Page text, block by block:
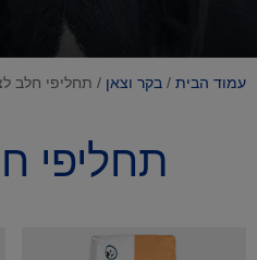
עמוד הבית / בקר וצאן / תחליפי חלב
תחליפי